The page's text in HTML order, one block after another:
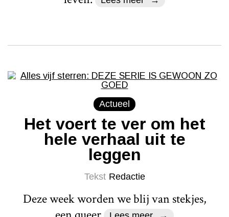
Actueel
Het voert te ver om het
hele verhaal uit te
leggen
Tekst Redactie
Deze week worden we blij van stekjes,